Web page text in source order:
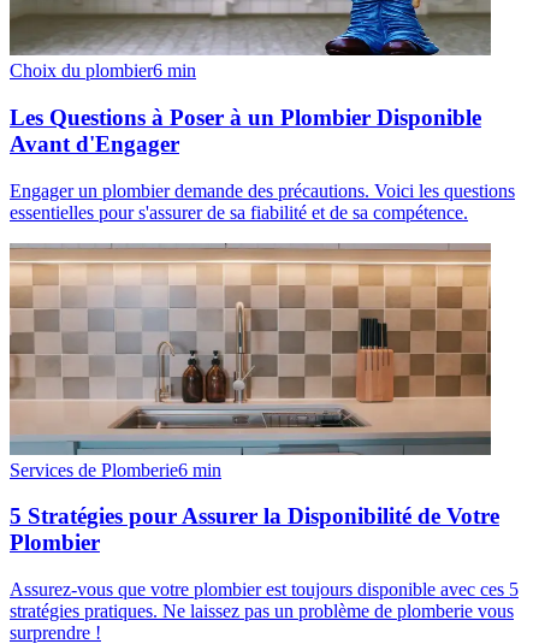
Choix du plombier6 min
Les Questions à Poser à un Plombier Disponible
Avant d'Engager
Engager un plombier demande des précautions. Voici les questions
essentielles pour s'assurer de sa fiabilité et de sa compétence.
Services de Plomberie6 min
5 Stratégies pour Assurer la Disponibilité de Votre
Plombier
Assurez-vous que votre plombier est toujours disponible avec ces 5
stratégies pratiques. Ne laissez pas un problème de plomberie vous
surprendre !